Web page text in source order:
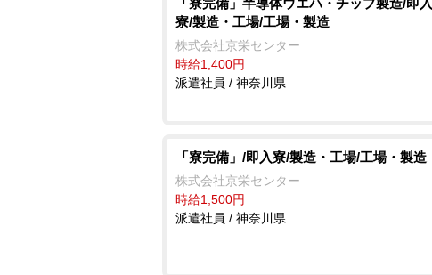
「寮完備」半導体ウエハ・チップ製造/即入
寮/製造・工場/工場・製造
株式会社京栄センター
時給1,400円
派遣社員 / 神奈川県
「寮完備」/即入寮/製造・工場/工場・製造
株式会社京栄センター
時給1,500円
派遣社員 / 神奈川県